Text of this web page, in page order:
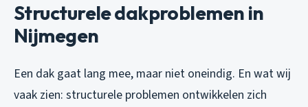
Structurele dakproblemen in
Nijmegen
Een dak gaat lang mee, maar niet oneindig. En wat wij
vaak zien: structurele problemen ontwikkelen zich